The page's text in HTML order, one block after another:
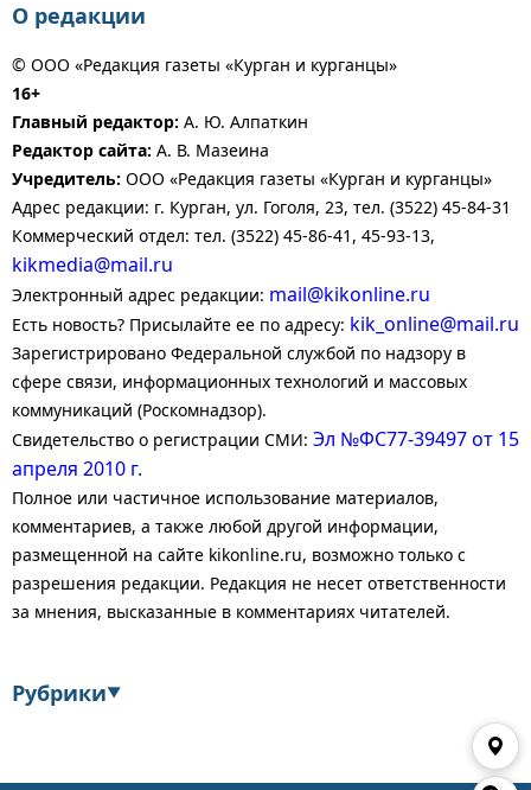
О редакции
© ООО «Редакция газеты «Курган и курганцы»
16+
Главный редактор: А. Ю. Алпаткин
Редактор сайта: А. В. Мазеина
Учредитель: ООО «Редакция газеты «Курган и курганцы»
Адрес редакции: г. Курган, ул. Гоголя, 23, тел. (3522) 45-84-31
Коммерческий отдел: тел. (3522) 45-86-41, 45-93-13,
kikmedia@mail.ru
Электронный адрес редакции: mail@kikonline.ru
Есть новость? Присылайте ее по адресу: kik_online@mail.ru
Зарегистрировано Федеральной службой по надзору в
сфере связи, информационных технологий и массовых
коммуникаций (Роскомнадзор).
Свидетельство о регистрации СМИ: Эл №ФС77-39497 от 15
апреля 2010 г.
Полное или частичное использование материалов,
комментариев, а также любой другой информации,
размещенной на сайте kikonline.ru, возможно только с
разрешения редакции. Редакция не несет ответственности
за мнения, высказанные в комментариях читателей.
Рубрики▼